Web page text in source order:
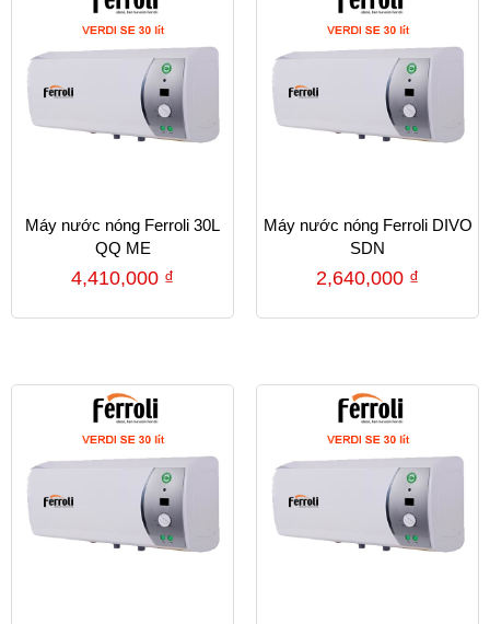
Máy nước nóng Ferroli 30L
QQ ME
4,410,000 ₫
Máy nước nóng Ferroli DIVO
SDN
2,640,000 ₫